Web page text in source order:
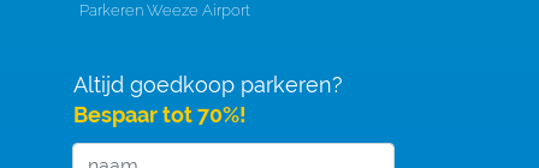
Parkeren Weeze Airport
Altijd goedkoop parkeren?
Bespaar tot 70%!